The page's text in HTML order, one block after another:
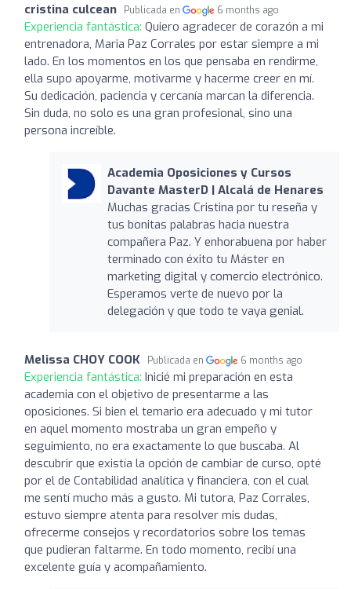
cristina culcean Publicada en 6 months ago
Experiencia fantástica: Quiero agradecer de corazón a mi
entrenadora, Maria Paz Corrales por estar siempre a mi
lado. En los momentos en los que pensaba en rendirme,
ella supo apoyarme, motivarme y hacerme creer en mí.
Su dedicación, paciencia y cercanía marcan la diferencia.
Sin duda, no solo es una gran profesional, sino una
persona increíble.
Academia Oposiciones y Cursos
Davante MasterD | Alcalá de Henares
Muchas gracias Cristina por tu reseña y
tus bonitas palabras hacia nuestra
compañera Paz. Y enhorabuena por haber
terminado con éxito tu Máster en
marketing digital y comercio electrónico.
Esperamos verte de nuevo por la
delegación y que todo te vaya genial.
Melissa CHOY COOK Publicada en 6 months ago
Experiencia fantástica: Inicié mi preparación en esta
academia con el objetivo de presentarme a las
oposiciones. Si bien el temario era adecuado y mi tutor
en aquel momento mostraba un gran empeño y
seguimiento, no era exactamente lo que buscaba. Al
descubrir que existía la opción de cambiar de curso, opté
por el de Contabilidad analítica y financiera, con el cual
me sentí mucho más a gusto. Mi tutora, Paz Corrales,
estuvo siempre atenta para resolver mis dudas,
ofrecerme consejos y recordatorios sobre los temas
que pudieran faltarme. En todo momento, recibí una
excelente guía y acompañamiento.